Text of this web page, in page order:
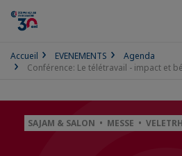
Accueil EVENEMENTS
Agenda
Conférence: Le télétravail - impact et
SAJAM & SALON • MESSE •